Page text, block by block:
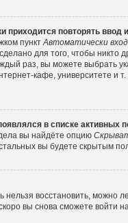
приходится повторять ввод
пунктАвтоматически
для того, чтобы никто
раз, вы можете выбрать
кафе, университете и
в списке активных
вы найдёте опцию
вы будете скрытым
нельзя восстановить, можно
вы снова сможете войти